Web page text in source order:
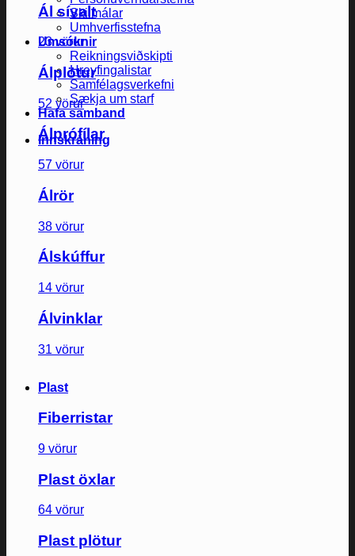
Skilmálar
Umhverfisstefna
Umsóknir
Reikningsviðskipti
Hreyfingalistar
Samfélagsverkefni
Sækja um starf
Hafa samband
Innskráning
Ál sívalt
23 vörur
Álplötur
52 vörur
Álprófílar
57 vörur
Álrör
38 vörur
Álskúffur
14 vörur
Álvinklar
31 vörur
Plast
Fiberristar
9 vörur
Plast öxlar
64 vörur
Plast plötur